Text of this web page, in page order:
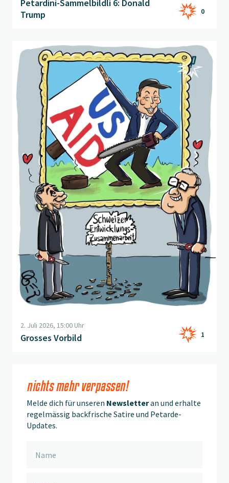
Petardini-Sammelbildli 6: Donald
Trump
0
Beitrag "Grosses Vorbild" öffnen
2. Juli 2026, 15:00 Uhr
Grosses Vorbild 1
nichts mehr verpassen!
Melde dich für unseren Newsletteran und erhalte
regelmässig backfrische Satire und Petarde-
Updates.